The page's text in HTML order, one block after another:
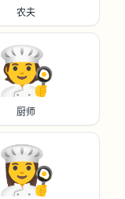
农夫
🧑‍🍳
厨师
👩‍🍳